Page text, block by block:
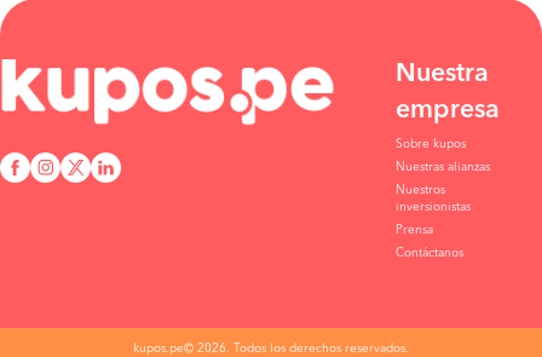
Nuestra
empresa
Sobre kupos
Nuestras alianzas
Nuestros
inversionistas
Prensa
Contáctanos
kupos.pe© 2026. Todos los derechos reservados.